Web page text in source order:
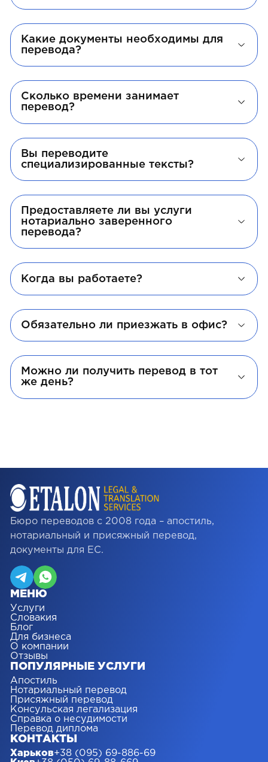
Какие документы необходимы для
перевода?
Сколько времени занимает
перевод?
Вы переводите
специализированные тексты?
Предоставляете ли вы услуги
нотариально заверенного
перевода?
Когда вы работаете?
Обязательно ли приезжать в офис?
Можно ли получить перевод в тот
же день?
Бюро переводов с 2008 года – апостиль,
нотариальный и присяжный перевод,
документы для ЕС.
МЕНЮ
Услуги
Словакия
Блог
Для бизнеса
О компании
Отзывы
ПОПУЛЯРНЫЕ УСЛУГИ
Апостиль
Нотариальный перевод
Присяжный перевод
Консульская легализация
Справка о несудимости
Перевод диплома
КОНТАКТЫ
Харьков+38 (095) 69-886-69